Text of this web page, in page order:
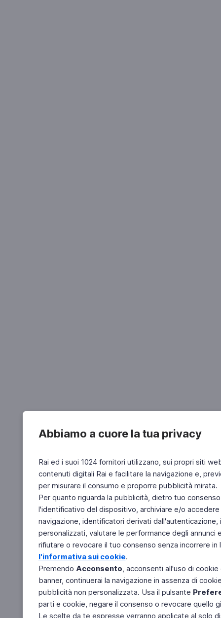
Abbiamo a cuore la tua privacy
Rai ed i suoi 1024 fornitori utilizzano, sui propri siti
contenuti digitali Rai e facilitare la navigazione e,
per misurare il consumo e proporre pubblicità mirata.
Per quanto riguarda la pubblicità, dietro tuo
l'identificativo del dispositivo, archiviare e/o
navigazione, identificatori derivati
personalizzati, valutare le performance degli
rifiutare o revocare il tuo consenso senza incorrere
l'informativa sui cookie.
Premendo Acconsento, acconsenti all'uso di
banner, continuerai la navigazione in assenza di
pubblicità non personalizzata. Usa il pulsante
parti e cookie, negare il consenso o revocare quello
Le scelte da te espresse verranno applicate al solo